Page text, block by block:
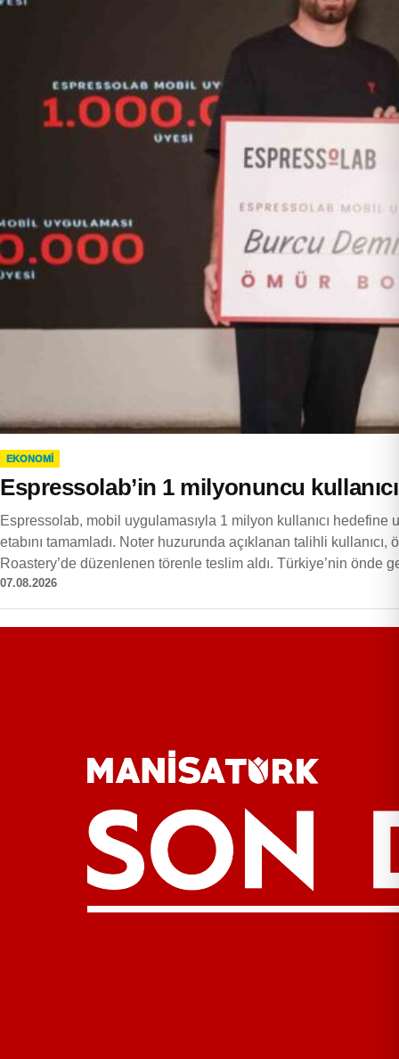
EKONOMI
Espressolab’in 1 milyonuncu
Espressolab, mobil uygulamasıyla 1 milyon kullanıcı hedefine
etabını tamamladı. Noter huzurunda açıklanan talihli
Roastery’de düzenlenen törenle teslim aldı. Türkiye’nin
07.08.2026